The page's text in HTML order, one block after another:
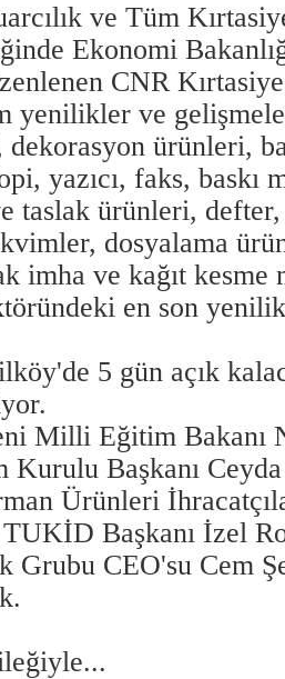
ve Tüm
Ekonomi
CNR
yenilikler ve
ürünleri,
yazıcı, faks, baskı
taslak ürünleri,
dosyalama
imha ve kağıt kesme
en son
5 gün açık
Milli Eğitim Bakanı
Başkanı
Ürünleri
Başkanı İzel
Grubu CEO'su Cem